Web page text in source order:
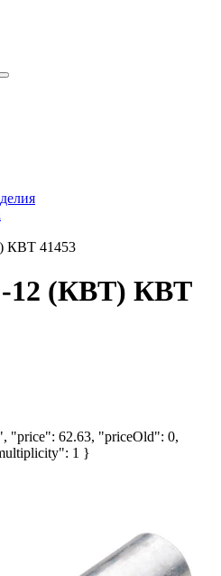
КВТ 41453
-12 (КВТ) КВТ
"price": 62.63, "priceOld": 0,
1 }